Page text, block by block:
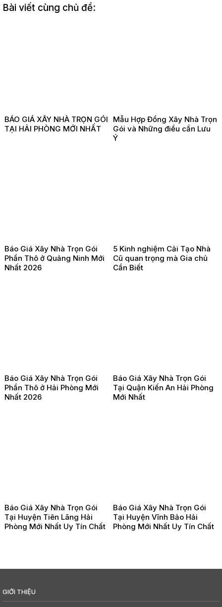
Bài viết cùng chủ đề:
BÁO GIÁ XÂY NHÀ TRỌN GÓI
TẠI HẢI PHÒNG MỚI NHẤT
Mẫu Hợp Đồng Xây Nhà Trọn
Gói và Những điều cần Lưu
Ý
Báo Giá Xây Nhà Trọn Gói
Phần Thô ở Quảng Ninh Mới
Nhất 2026
5 Kinh nghiệm Cải Tạo Nhà
Cũ quan trọng mà Gia chủ
Cần Biết
Báo Giá Xây Nhà Trọn Gói
Phần Thô ở Hải Phòng Mới
Nhất 2026
Báo Giá Xây Nhà Trọn Gói
Tại Quận Kiến An Hải Phòng
Mới Nhất
Báo Giá Xây Nhà Trọn Gói
Tại Huyện Tiên Lãng Hải
Phòng Mới Nhất Uy Tín Chất
Báo Giá Xây Nhà Trọn Gói
Tại Huyện Vĩnh Bảo Hải
Phòng Mới Nhất Uy Tín Chất
GIỚI THIỆU